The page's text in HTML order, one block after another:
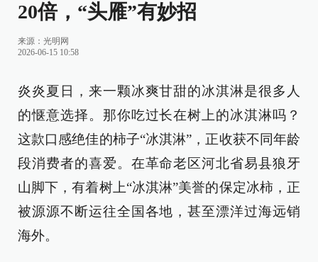
20倍，“头雁”有妙招
来源： 光明网
2026-06-15 10:58
炎炎夏日，来一颗冰爽甘甜的冰淇淋是很多人
的惬意选择。那你吃过长在树上的冰淇淋吗？
这款口感绝佳的柿子“冰淇淋”，正收获不同年龄
段消费者的喜爱。在革命老区河北省易县狼牙
山脚下，有着树上“冰淇淋”美誉的保定冰柿，正
被源源不断运往全国各地，甚至漂洋过海远销
海外。